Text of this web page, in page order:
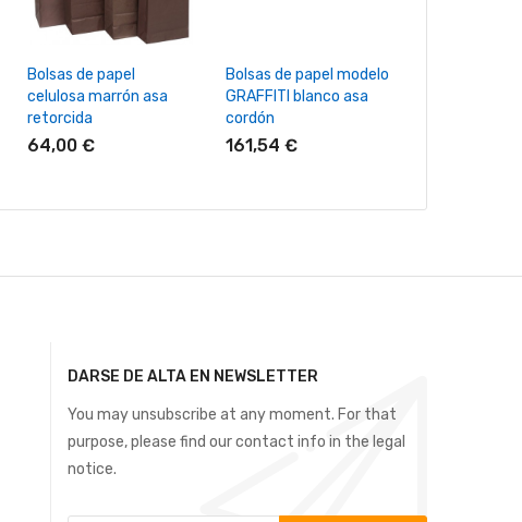
+ Añadir Al Carrito
Bolsas de papel
celulosa marrón asa
retorcida
64,00 €
+ Añadir Al Carrito
Bolsas de papel modelo
GRAFFITI blanco asa
cordón
161,54 €
DARSE DE ALTA EN NEWSLETTER
You may unsubscribe at any moment. For that
purpose, please find our contact info in the legal
notice.